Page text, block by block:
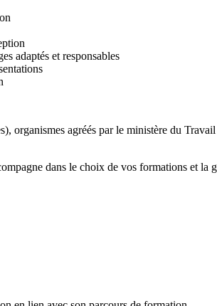
adaptés et responsables
organismes agréés par le ministère du
dans le choix de vos formations et la